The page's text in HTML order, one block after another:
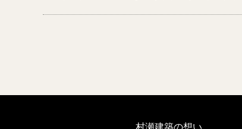
村瀬建築の想い